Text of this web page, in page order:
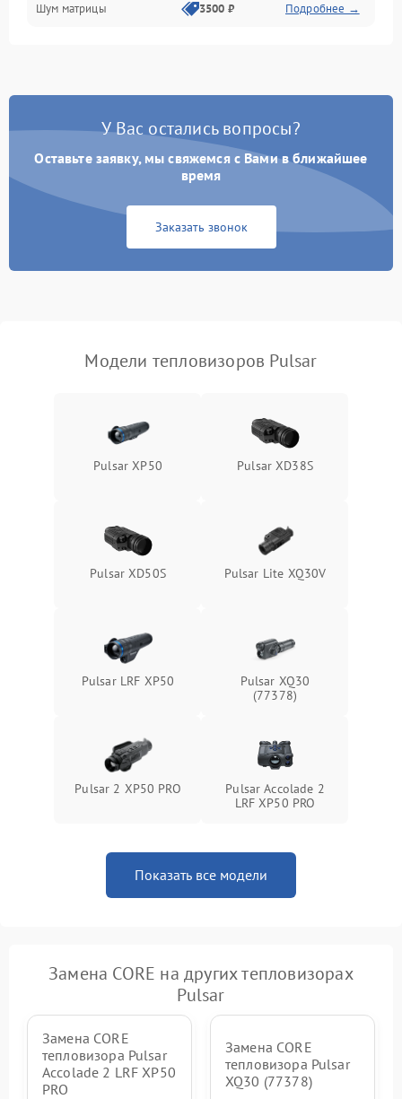
Проблемы питания
Проблемы с объективом
Шум матрицы 3500 ₽ Подробнее →
У Вас остались вопросы?
Оставьте заявку, мы свяжемся с Вами в ближайшее
время
Заказать звонок
Модели тепловизоров Pulsar
Pulsar XP50 Pulsar XD38S
Pulsar XD50S Pulsar Lite XQ30V
Pulsar LRF XP50
Pulsar XQ30
(77378)
Pulsar 2 XP50 PRO
Pulsar Accolade 2
LRF XP50 PRO
Показать все модели
Замена CORE на других тепловизорах
Pulsar
Замена CORE
тепловизора Pulsar
Accolade 2 LRF XP50
PRO
Замена CORE
тепловизора Pulsar
XQ30 (77378)